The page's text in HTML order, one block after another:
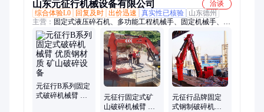
山东元征行机械设备有限公司
洽谈
综合体验L0
回复及时 出价迅速 真实性已核验
山东德州
主营： 固定式液压碎石机、多功能工程机械手、固定机械手、固
定式液压破碎锤、固定式液压破碎机、固定式液压破碎站、固定
式液压机械臂、料口破碎机械手、料口碎石机械臂、多功能液压
机械臂、液压碎石机械臂、固定破碎、固定炮机
元征行B系列固定
式破碎机械臂 优
元征行固定式矿
山破碎机械臂 二
元征行品牌固定
式钢制破碎机械